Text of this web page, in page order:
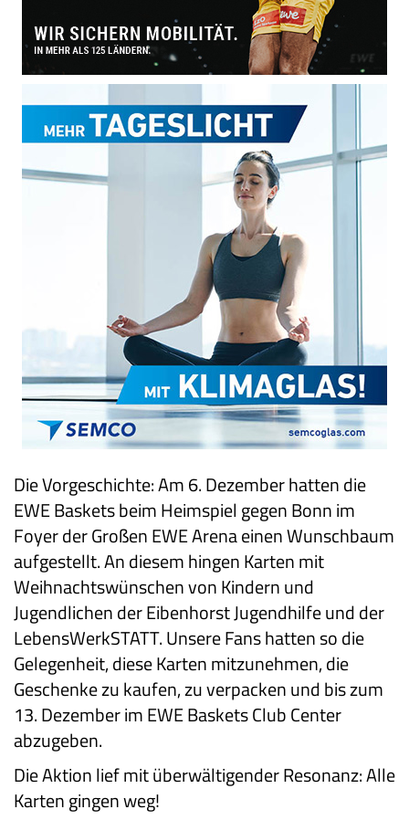
Die Vorgeschichte: Am 6. Dezember hatten die
EWE Baskets beim Heimspiel gegen Bonn im
Foyer der Großen EWE Arena einen Wunschbaum
aufgestellt. An diesem hingen Karten mit
Weihnachtswünschen von Kindern und
Jugendlichen der Eibenhorst Jugendhilfe und der
LebensWerkSTATT. Unsere Fans hatten so die
Gelegenheit, diese Karten mitzunehmen, die
Geschenke zu kaufen, zu verpacken und bis zum
13. Dezember im EWE Baskets Club Center
abzugeben.
Die Aktion lief mit überwältigender Resonanz: Alle
Karten gingen weg!